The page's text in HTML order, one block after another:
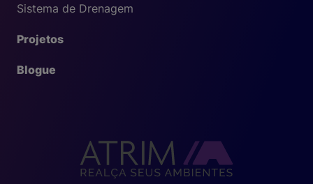
Sistema de Drenagem
Projetos
Blogue